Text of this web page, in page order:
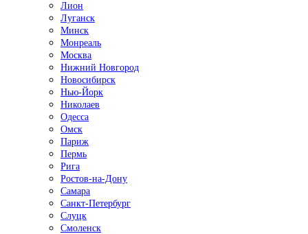
Лион
Луганск
Минск
Монреаль
Москва
Нижний Новгород
Новосибирск
Нью-Йорк
Николаев
Одесса
Омск
Париж
Пермь
Рига
Ростов-на-Дону
Самара
Санкт-Петербург
Слуцк
Смоленск